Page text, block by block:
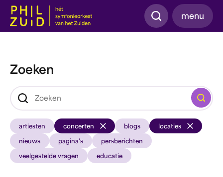
Zoeken
menu
Zoeken
Zoeken
artiesten concerten blogs locaties
nieuws pagina’s persberichten
veelgestelde vragen educatie